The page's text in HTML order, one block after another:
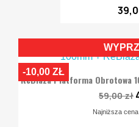
ReBlaza Platforma Obrotowa
59,00 zł
Najniższa cena
-10,00 ZŁ